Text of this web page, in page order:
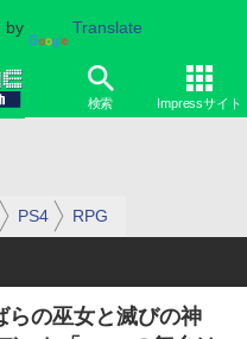
by Translate
検索 Impressサイト
PS4 RPG
らの巫女と滅びの神